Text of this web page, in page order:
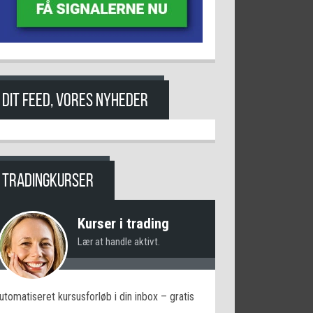
DIT FEED, VORES NYHEDER
TRADINGKURSER
Kurser i trading
Lær at handle aktivt.
kursusforløb i din inbox – gratis